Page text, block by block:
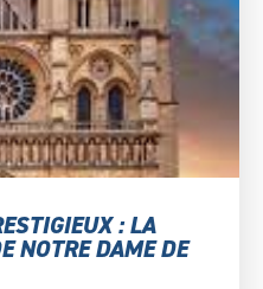
: LA
NOTRE DAME DE